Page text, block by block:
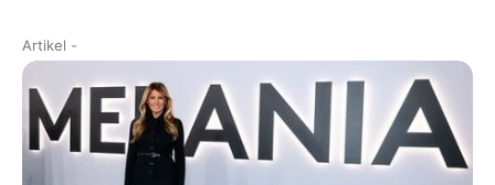
Artikel -